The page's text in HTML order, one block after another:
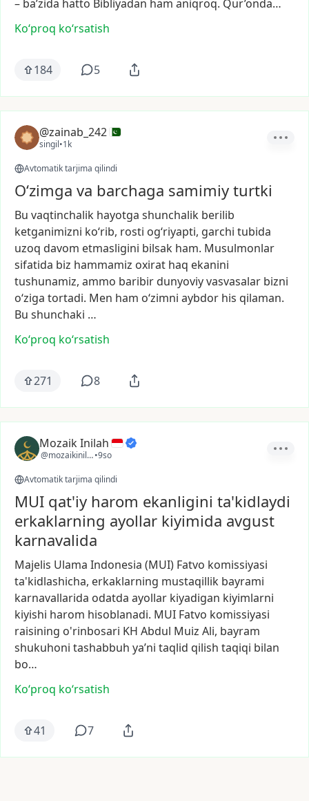
– ba’zida hatto Bibliyadan ham aniqroq. Qur’onda…
Ko‘proq koʻrsatish
184 5
@zainab_242
singil•1k
Avtomatik tarjima qilindi
O‘zimga va barchaga samimiy turtki
Bu vaqtinchalik hayotga shunchalik berilib
ketganimizni ko‘rib, rosti og‘riyapti, garchi tubida
uzoq davom etmasligini bilsak ham. Musulmonlar
sifatida biz hammamiz oxirat haq ekanini
tushunamiz, ammo baribir dunyoviyvasvasalar bizni
o‘ziga tortadi. Men ham o‘zimni aybdor his qilaman.
Bu shunchaki …
Ko‘proq koʻrsatish
271 8
Mozaik Inilah
@mozaikinilah•9so
Avtomatik tarjima qilindi
MUI qat'iy harom ekanligini ta'kidlaydi
erkaklarning ayollar kiyimida avgust
karnavalida
Majelis Ulama Indonesia (MUI) Fatvo komissiyasi
ta'kidlashicha, erkaklarning mustaqillik bayrami
karnavallarida odatda ayollar kiyadigan kiyimlarni
kiyishi harom hisoblanadi. MUI Fatvo komissiyasi
raisining o'rinbosari KH Abdul Muiz Ali, bayram
shukuhoni tashabbuh yaʼni taqlid qilish taqiqi bilan
bo…
Ko‘proq koʻrsatish
41 7